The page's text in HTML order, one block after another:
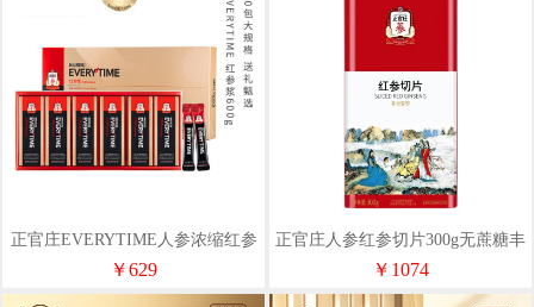
正官庄EVERYTIME人参浓缩红参
浆600g营养滋补品礼物
￥629
正官庄人参红参切片300g无蔗糖丰
富皂苷健康滋补礼物礼品
￥1074